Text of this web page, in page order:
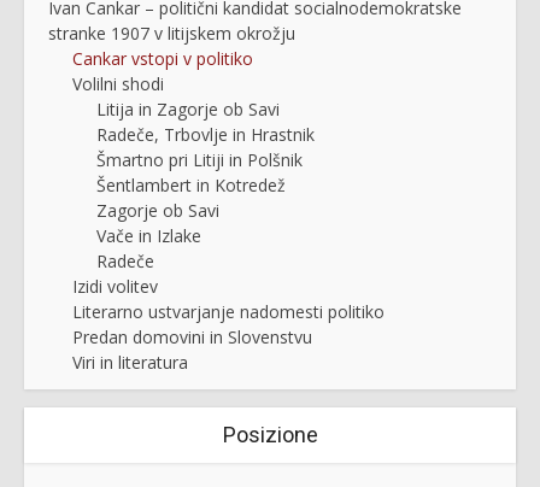
Ivan Cankar – politični kandidat socialnodemokratske
stranke 1907 v litijskem okrožju
Cankar vstopi v politiko
Volilni shodi
Litija in Zagorje ob Savi
Radeče, Trbovlje in Hrastnik
Šmartno pri Litiji in Polšnik
Šentlambert in Kotredež
Zagorje ob Savi
Vače in Izlake
Radeče
Izidi volitev
Literarno ustvarjanje nadomesti politiko
Predan domovini in Slovenstvu
Viri in literatura
Posizione